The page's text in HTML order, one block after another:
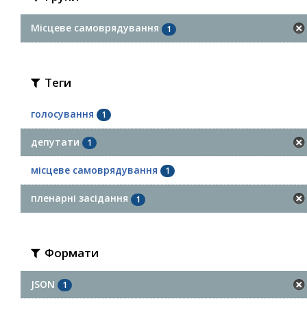
Місцеве самоврядування 1
Теги
голосування 1
депутати 1
місцеве самоврядування 1
пленарні засідання 1
Формати
JSON 1